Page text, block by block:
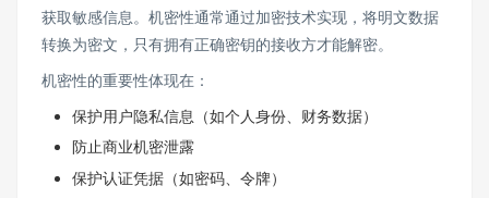
获取敏感信息。机密性通常通过加密技术实现，将明文数据
转换为密文，只有拥有正确密钥的接收方才能解密。
机密性的重要性体现在：
保护用户隐私信息（如个人身份、财务数据）
防止商业机密泄露
保护认证凭据（如密码、令牌）